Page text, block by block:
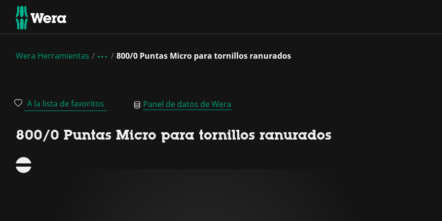
Wera Herramientas 800/0 Puntas Micro para tornillos ranurados
A la lista de favoritos Panel de datos de Wera
800/0 Puntas Micro para tornillos ranurados